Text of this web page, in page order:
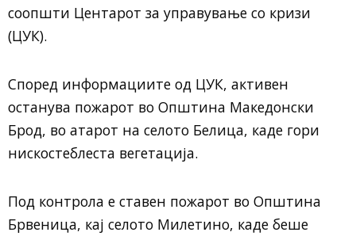
соопшти Центарот за управување со кризи
(ЦУК).
Според информациите од ЦУК, активен
останува пожарот во Општина Македонски
Брод, во атарот на селото Белица, каде гори
нискостеблеста вегетација.
Под контрола е ставен пожарот во Општина
Брвеница, кај селото Милетино, каде беше